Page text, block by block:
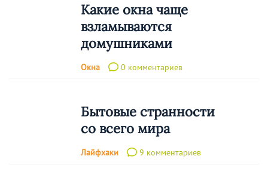
Какие окна чаще
взламываются
домушниками
Окна 0 комментариев
Бытовые странности
со всего мира
Лайфхаки 9 комментариев